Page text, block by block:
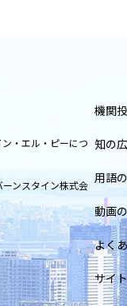
・エル・ピーにつ
ンスタイン株式会
機関
知の
用語
動画
よく
サイ